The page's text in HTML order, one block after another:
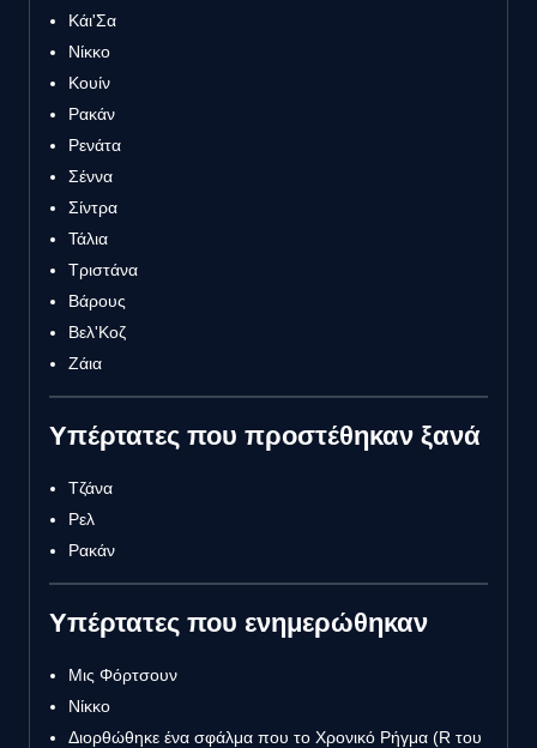
Κάι'Σα
Νίκκο
Κουίν
Ρακάν
Ρενάτα
Σέννα
Σίντρα
Τάλια
Τριστάνα
Βάρους
Βελ'Κοζ
Ζάια
Υπέρτατες που προστέθηκαν ξανά
Τζάνα
Ρελ
Ρακάν
Υπέρτατες που ενημερώθηκαν
Μις Φόρτσουν
Νίκκο
Διορθώθηκε ένα σφάλμα που το Χρονικό Ρήγμα (R του